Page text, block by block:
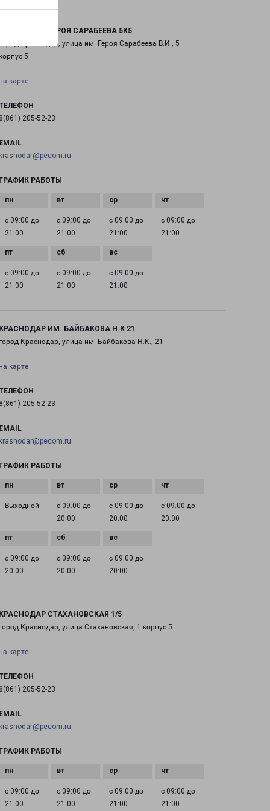
ГЕРОЯ САРАБЕЕВА 5К5
Краснодар, улица им. Героя Сарабеева В.И., 5
5
карте
205-52-23
РАБОТЫ
с 09:00 до
21:00
с 09:00 до
21:00
с 09:00 до
21:00
с 09:00 до
21:00
с 09:00 до
21:00
с 09:00 до
21:00
с 09:00 до
21:00
ИМ. БАЙБАКОВА Н.К 21
Краснодар, улица им. Байбакова Н.К., 21
карте
205-52-23
РАБОТЫ
Выходной
с 09:00 до
20:00
с 09:00 до
20:00
с 09:00 до
20:00
с 09:00 до
20:00
с 09:00 до
20:00
с 09:00 до
20:00
СТАХАНОВСКАЯ 1/5
Краснодар, улица Стахановская, 1 корпус 5
карте
205-52-23
РАБОТЫ
с 09:00 до
21:00
с 09:00 до
21:00
с 09:00 до
21:00
с 09:00 до
21:00